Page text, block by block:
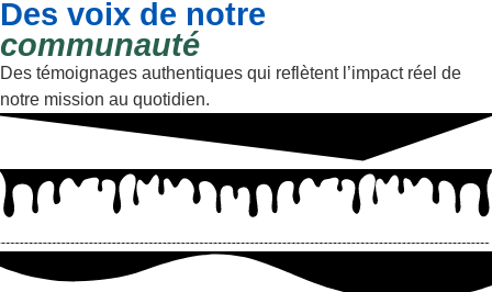
Des voix de notre
communauté
Des témoignages authentiques qui reflètent l’impact réel de
notre mission au quotidien.